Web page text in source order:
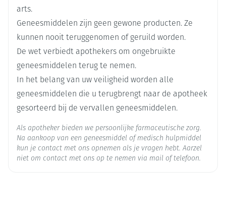
Cardiovasculaire
effecten
Actieve
Ingrediënten
glycopyrronium bromide,
indacaterol acetaat, mometason
furoaat
Behoud Kamertemperatuur (15°C - 25°C)
arts.
Geneesmiddelen zijn geen gewone producten. Ze
kunnen nooit teruggenomen of geruild worden.
De wet verbiedt apothekers om ongebruikte
geneesmiddelen terug te nemen.
In het belang van uw veiligheid worden alle
geneesmiddelen die u terugbrengt naar de apotheek
gesorteerd bij de vervallen geneesmiddelen.
Als apotheker bieden we persoonlijke farmaceutische zorg.
Na aankoop van een geneesmiddel of medisch hulpmiddel
kun je contact met ons opnemen als je vragen hebt. Aarzel
niet om contact met ons op te nemen via mail of telefoon.